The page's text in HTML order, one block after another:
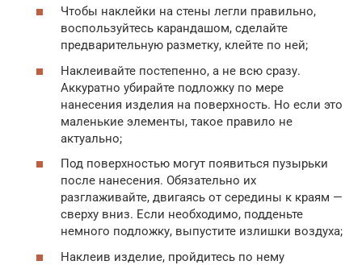
Чтобы наклейки на стены легли правильно,
воспользуйтесь карандашом, сделайте
предварительную разметку, клейте по ней;
Наклеивайте постепенно, а не всю сразу.
Аккуратно убирайте подложку по мере
нанесения изделия на поверхность. Но если это
маленькие элементы, такое правило не
актуально;
Под поверхностью могут появиться пузырьки
после нанесения. Обязательно их
разглаживайте, двигаясь от середины к краям —
сверху вниз. Если необходимо, подденьте
немного подложку, выпустите излишки воздуха;
Наклеив изделие, пройдитесь по нему